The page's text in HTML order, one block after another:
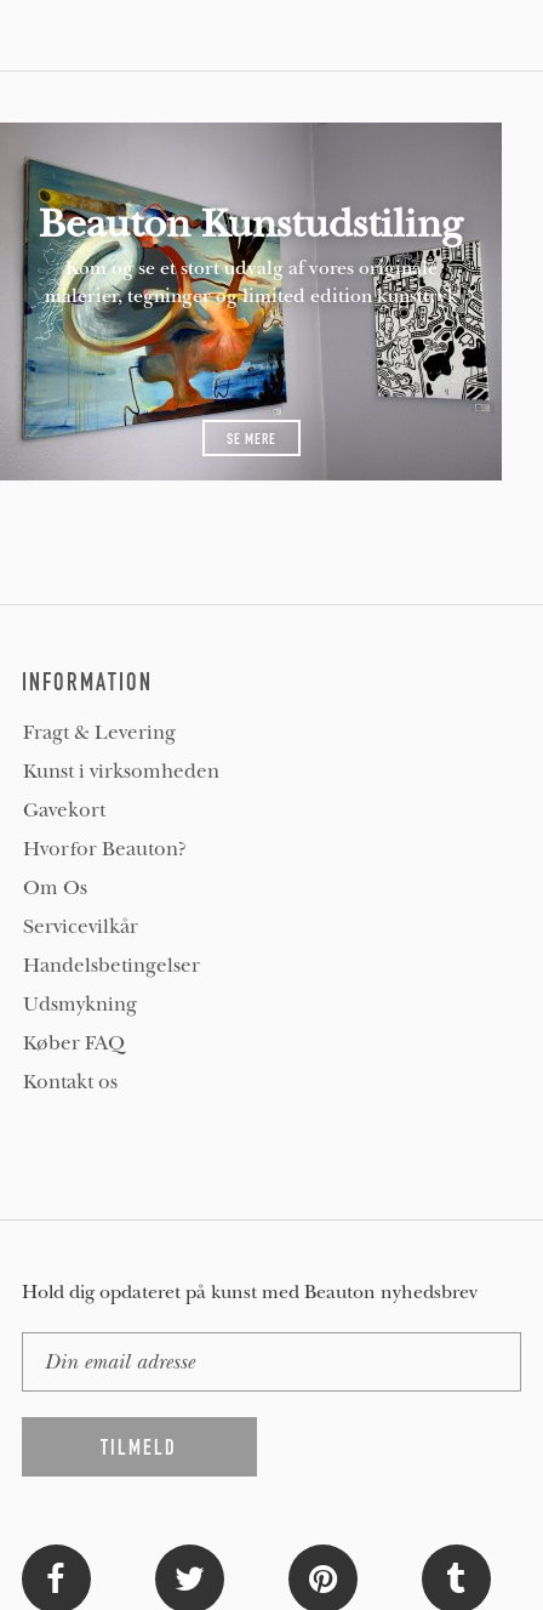
Beauton Kunstudstiling
Kom og se et stort udvalg af vores originale
malerier, tegninger og limited edition kunsttryk
SE MERE
INFORMATION
Fragt & Levering
Kunst i virksomheden
Gavekort
Hvorfor Beauton?
Om Os
Servicevilkår
Handelsbetingelser
Udsmykning
Køber FAQ
Kontakt os
Hold dig opdateret på kunst med Beauton nyhedsbrev